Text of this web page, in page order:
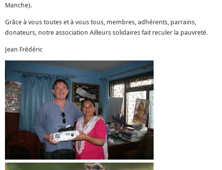
Manche).
Grâce à vous toutes et à vous tous, membres, adhérents, parrains,
donateurs, notre association Ailleurs solidaires fait reculer la pauvreté.
Jean Frédéric